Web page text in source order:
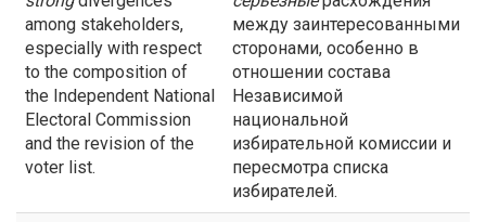
among stakeholders,
especially with respect
to the composition of
the Independent National
Electoral Commission
and the revision of the
voter list.
между заинтересованными
сторонами, особенно в
отношении состава
Независимой
национальной
избирательной комиссии и
пересмотра списка
избирателей.